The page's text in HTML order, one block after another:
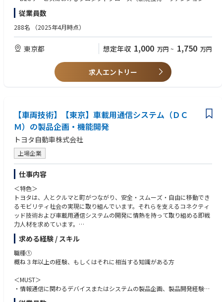
・プロダクト戦略とAI変革
中長期ビジョンと統合ロードマップの策定。生成AI・Conversational UIを
活用した顧客体験の再設計。
・ライフサイクル・グロース戦略
新規獲得、オンボーディング、Churn低減、LTV向上に向けたデータドリブ
・プロダクト推進とリーダーシップ
エンジニア・UXチームと連携した優先順位付けとデリバリー責任。クロス
Looopでんきアプリ
• 電気使用量・料金の可視化
• 料金予測・省エネ提案
• 契約・請求・通知・サポート
• AIエネルギーコーチ
• EV・太陽光・蓄電池連携
• パーソナライズされた顧客体験
Glamoスマートホームアプリ
• スマートホームダッシュボード
• デバイス制御・自動化
• HEMS・ホームエネルギー管理
• スマートセキュリティ
• Voice AI／Local AI Hub連携
• AIホームアシスタント
Churn改善）の実務経験
・定性・定量分析を通じた課題発見と、仮説検証に基づくプロダクト改善
の遂行経験
ーダーシップ経験
・日本語による業務遂行能力
ce）ビジネスの立上げ経験
・領域ドメイン知識：スマートホーム、IoT、エネルギー関連事業への理
解
・組織・チームビルディング：多国籍チームのマネジメント経験、PM組
織の構築経験
・ビジネスを英語で進める能力
従業員数
288名 （2025年4月時点）
東京都 想定年収 1,000 万円 ~ 1,750 万円
求人エントリー
【車両技術】【東京】車載用通信システム（ＤＣ
Ｍ）の製品企画・機能開発
トヨタ自動車株式会社
上場企業
仕事内容
＜特色＞
トヨタは、人とクルマと町がつながり、安全・スムーズ・自由に移動でき
るモビリティ社会の実現に取り組んでいます。それらを支えるコネクティ
ッド技術および車載用通信システムの開発に情熱を持って取り組める即戦
力人材を求めています。
＜概要＞
「つながる」技術でクルマの新しい魅力、新価値を創造し、モビリティ社
会の発展に貢献するため、車載用通信機器を開発しています。車載用通信
する通信端末機器(DCM：Data Communication Module)の開発や、端末の
制御・通信仕様の開発を実施しています。
求める経験 / スキル
職種①
概ね３年以上の経験、もしくはそれに相当する知識がある方
＜MUST＞
・情報通信に関わるデバイスまたはシステムの製品企画、製品開発経験